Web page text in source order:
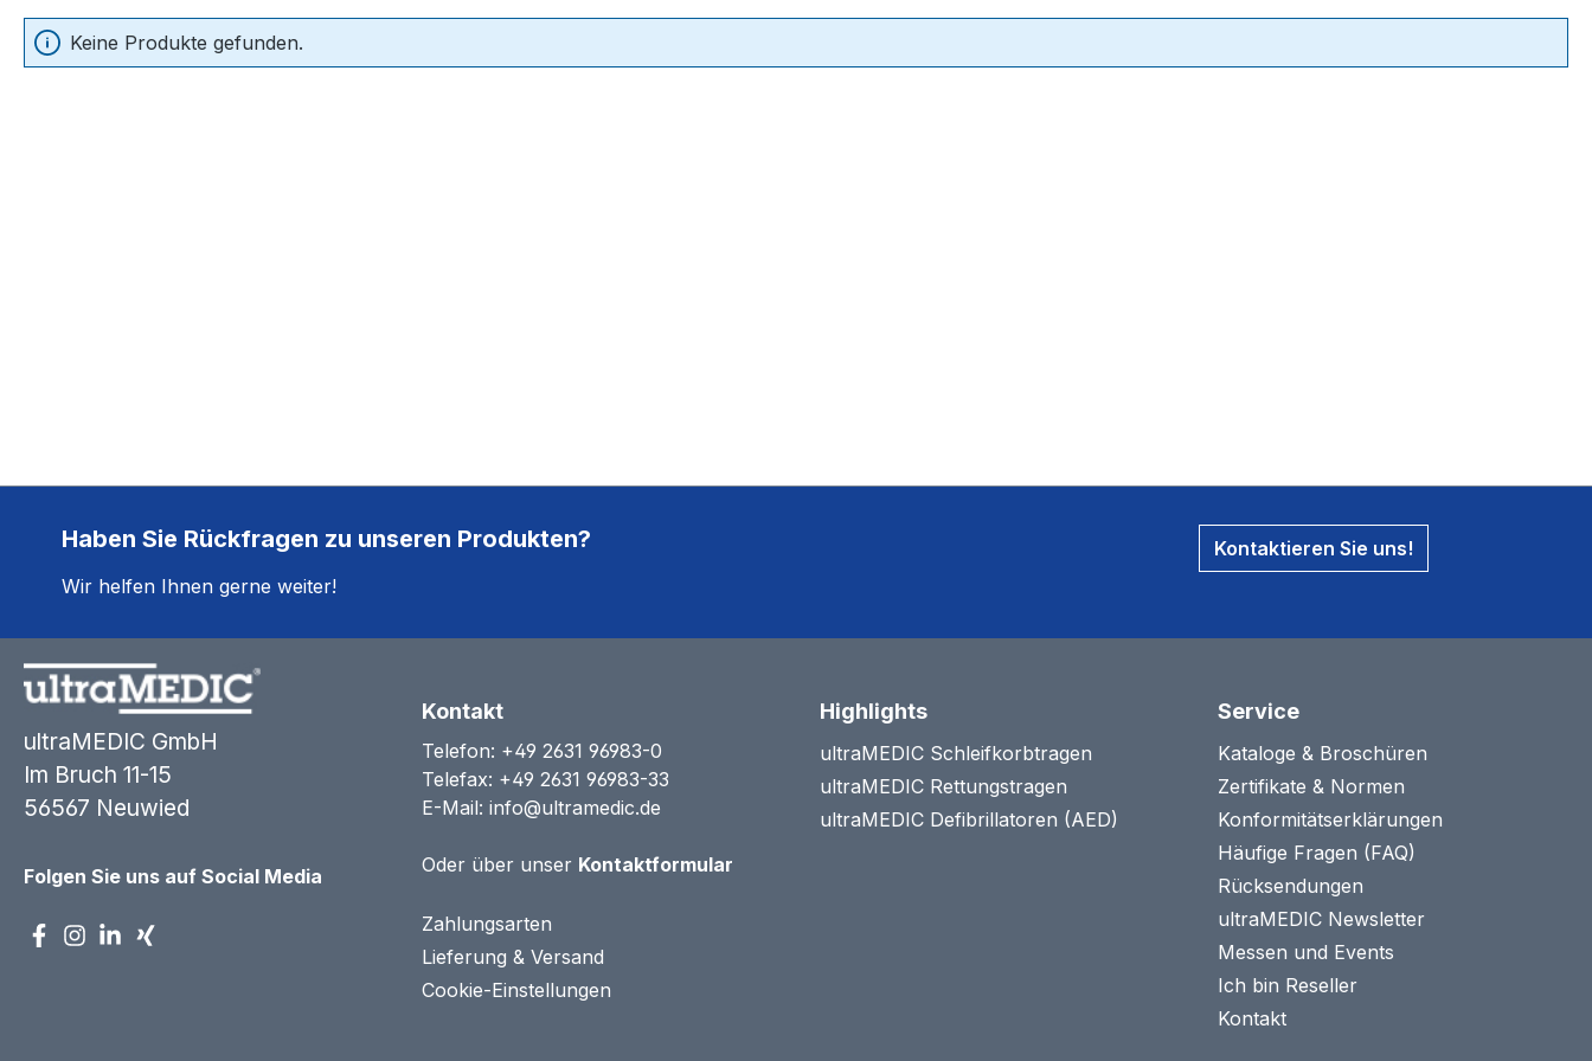
Keine Produkte gefunden.
Haben Sie Rückfragen zu unseren Produkten?
Wir helfen Ihnen gerne weiter!
Kontaktieren Sie uns!
ultraMEDIC GmbH
Im Bruch 11-15
56567 Neuwied
Folgen Sie uns auf Social Media
Kontakt
Telefon: +49 2631 96983-0
Telefax: +49 2631 96983-33
E-Mail: info@ultramedic.de
Oder über unser Kontaktformular
Zahlungsarten
Lieferung & Versand
Cookie-Einstellungen
Highlights
ultraMEDIC Schleifkorbtragen
ultraMEDIC Rettungstragen
ultraMEDIC Defibrillatoren (AED)
Service
Kataloge & Broschüren
Zertifikate & Normen
Konformitätserklärungen
Häufige Fragen (FAQ)
Rücksendungen
ultraMEDIC Newsletter
Messen und Events
Ich bin Reseller
Kontakt